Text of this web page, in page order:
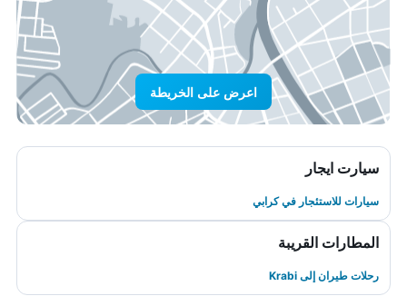
اعرض على الخريطة
سيارت ايجار
سيارات للاستئجار في كرابي
المطارات القريبة
رحلات طيران إلى Krabi